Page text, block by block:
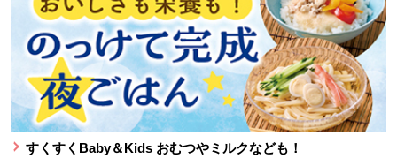
すくすくBaby＆Kids おむつやミルクなども！